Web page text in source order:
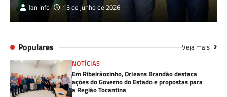
Jan Info 13 de junho de 2026
Populares Veja mais
NOTÍCIAS
Em Ribeirãozinho, Orleans Brandão destaca
ações do Governo do Estado e propostas para
a Região Tocantina